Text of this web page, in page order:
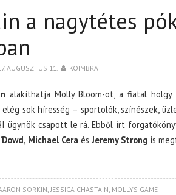
a nagytétes
AUGUSZTUS 11. KOIMBRA
alakíthatja Molly Bloom-ot, a fiatal hölgy
sok híresség – sportolók, színészek,
ügynök csapott le rá. Ebből írt
Michael Cera és Jeremy Strong is
SORKIN,JESSICA CHASTAIN, MOLLYS GAME